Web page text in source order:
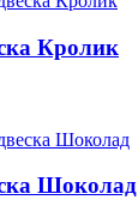
Кролик
Шоколад